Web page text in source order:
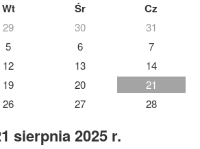
Wt Śr Cz
29 30 31
5 6 7
12 13 14
19 20 21
26 27 28
sierpnia 2025 r.